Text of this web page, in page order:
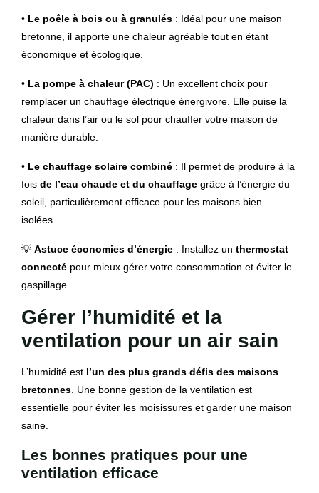
• Le poêle à bois ou à granulés : Idéal pour une maison
bretonne, il apporte une chaleur agréable tout en étant
économique et écologique.
• La pompe à chaleur (PAC) : Un excellent choix pour
remplacer un chauffage électrique énergivore. Elle puise la
chaleur dans l’air ou le sol pour chauffer votre maison de
manière durable.
• Le chauffage solaire combiné : Il permet de produire à la
fois de l’eau chaude et du chauffage grâce à l’énergie du
soleil, particulièrement efficace pour les maisons bien
isolées.
💡 Astuce économies d’énergie : Installez un thermostat
connecté pour mieux gérer votre consommation et éviter le
gaspillage.
Gérer l’humidité et la
ventilation pour un air sain
L’humidité est l’un des plus grands défis des maisons
bretonnes. Une bonne gestion de la ventilation est
essentielle pour éviter les moisissures et garder une maison
saine.
Les bonnes pratiques pour une
ventilation efficace